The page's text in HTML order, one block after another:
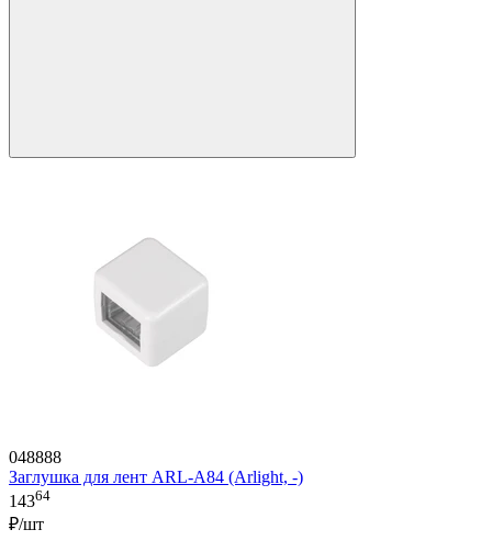
048888
Заглушка для лент ARL-A84 (Arlight, -)
14364
₽/шт